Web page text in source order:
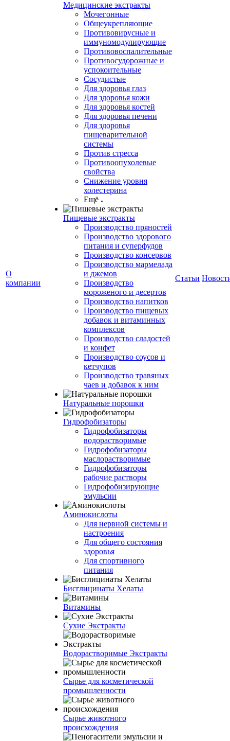
О
компании
Медицинские экстракты
Мочегонные
Общеукрепляющие
Противовирусные и
иммуномодулирующие
Противовоспалительные
Противосудорожные и
успокоительные
Сосудистые
Для здоровья глаз
Для здоровья кожи
Для здоровья костей
Для здоровья печени
Для здоровья
пищеварительной
системы
Против стресса
Противоопухолевые
свойства
Снижение уровня
холестерина
Ещё
Пищевые экстракты
Производство пряностей
Производство здорового
питания и суперфудов
Производство консервов
Производство мармелада
и джемов
Производство
мороженого и десертов
Производство напитков
Производство пищевых
добавок и витаминных
комплексов
Производство сладостей
и конфет
Производство соусов и
кетчупов
Производство травяных
чаев и добавок к ним
Натуральные порошки
Гидрофобизаторы
Гидрофобизаторы
водорастворимые
Гидрофобизаторы
маслорастворимые
Гидрофобизаторы
рабочие растворы
Гидрофобизирующие
эмульсии
Аминокислоты
Для нервной системы и
настроения
Для общего состояния
здоровья
Для спортивного
питания
Бисглицинаты Хелаты
Витамины
Сухие Экстракты
Водорастворимые Экстракты
Сырье для косметической
промышленности
Сырье животного
происхождения
Статьи